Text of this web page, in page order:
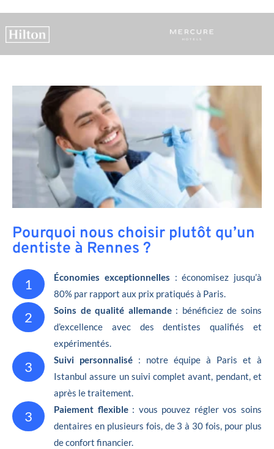
Pourquoi nous choisir plutôt qu’un
dentiste à Rennes ?
1 Économies exceptionnelles : économisez jusqu’à
80% par rapport aux prix pratiqués à Paris.
2 Soins de qualité allemande: bénéficiez de soins
d’excellence avec des dentistes qualifiés et
expérimentés.
3 Suivi personnalisé : notre équipe à Paris et à
Istanbul assure un suivi complet avant, pendant, et
après le traitement.
3 Paiement flexible: vous pouvez régler vos soins
dentaires en plusieurs fois, de 3 à 30 fois, pour plus
de confort financier.